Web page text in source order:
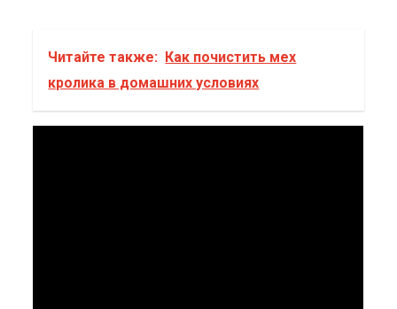
Читайте также: Как почистить мех
кролика в домашних условиях